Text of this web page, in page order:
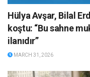
Hülya Avşar, Bilal
koştu: “Bu sahne
ilanıdır”
MARCH 31, 2026